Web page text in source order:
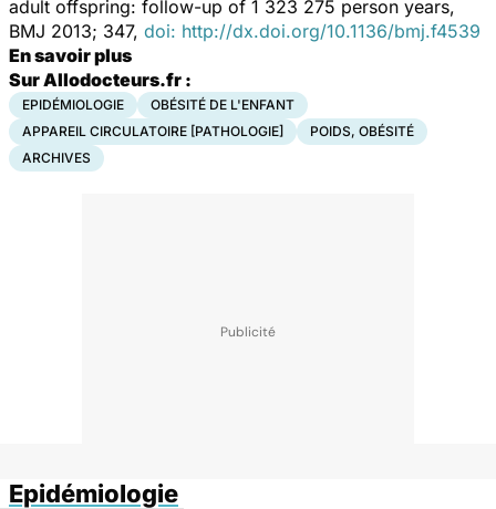
adult offspring: follow-up of 1 323 275 person years,
BMJ 2013; 347, doi: http://dx.doi.org/10.1136/bmj.f4539
En savoir plus
Sur Allodocteurs.fr :
EPIDÉMIOLOGIE
OBÉSITÉ DE L'ENFANT
APPAREIL CIRCULATOIRE [PATHOLOGIE]
POIDS, OBÉSITÉ
ARCHIVES
Epidémiologie